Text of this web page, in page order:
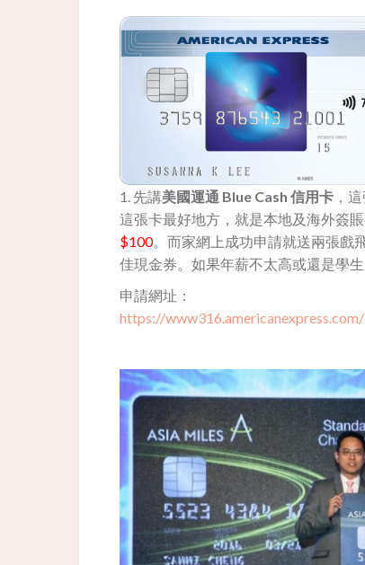
1. 先講美國運通 Blue Cash 信用卡 ，
這張卡最好地方，就是本地及海外簽
$100。而家網上成功申請就送兩張戲
佳現金券。如果年薪不太高或還是學
申請網址：
https://www316.americanexpress.com/